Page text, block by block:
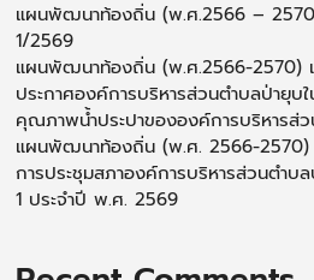
แผนพัฒนาท้องถิ่น (พ.ศ.2566 –
1/2569
แผนพัฒนาท้องถิ่น (พ.ศ.2566-2570)
ประกาศองค์การบริหารส่วนตำบลป่ายุบ
คุณภาพน้ำประปาขององค์การบริหารส่
แผนพัฒนาท้องถิ่น (พ.ศ. 2566-
การประชุมสภาองค์การบริหารส่วนตำ
1 ประจำปี พ.ศ. 2569